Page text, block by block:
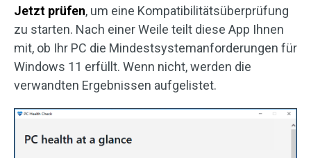
Jetzt prüfen, um eine Kompatibilitätsüberprüfung
zu starten. Nach einer Weile teilt diese App Ihnen
mit, ob Ihr PC die Mindestsystemanforderungen für
Windows 11 erfüllt. Wenn nicht, werden die
verwandten Ergebnissen aufgelistet.